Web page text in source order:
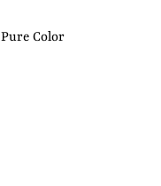
Pure Color